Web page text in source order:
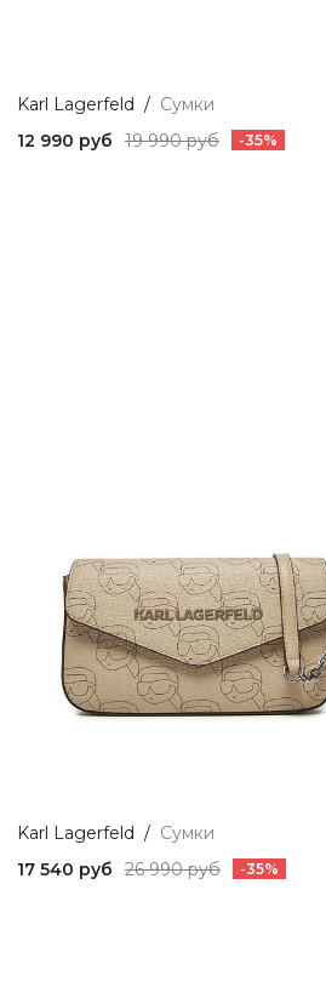
Karl Lagerfeld / Сумки
12 990 руб
19 990 руб -35%
Karl Lagerfeld / Сумки
17 540 руб
26 990 руб -35%